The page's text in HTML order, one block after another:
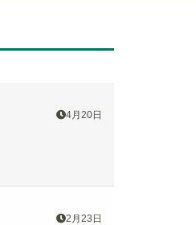
4月20日
2月23日